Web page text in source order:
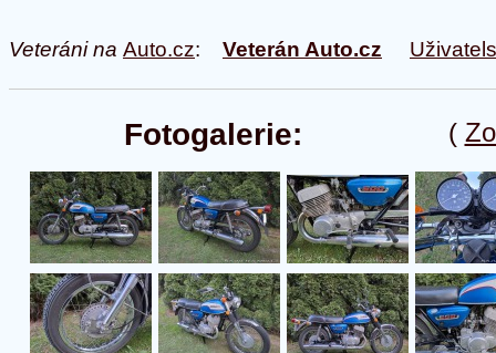
Veteráni na Auto.cz: Veterán Auto.cz
(
Fotogalerie: